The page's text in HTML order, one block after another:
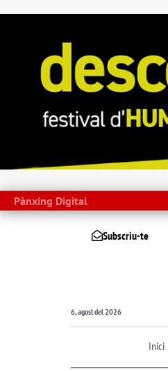
Pànxing Digital
Subscriu-te
6, agost del 2026
Inici